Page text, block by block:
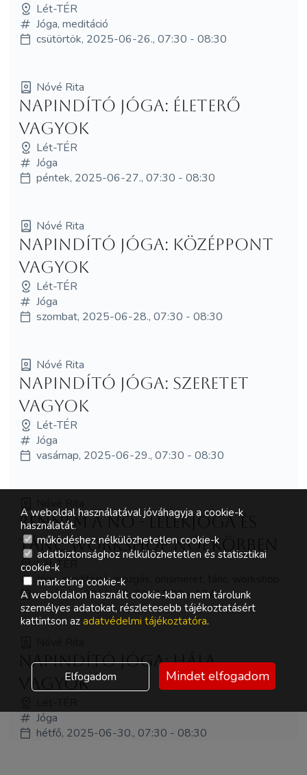
Lét-TÉR
Jóga, meditáció
csütörtök, 2025-06-26., 07:30 - 08:30
Nóvé Rita
Napindító jóga: életerő
vagyok
Lét-TÉR
Jóga
péntek, 2025-06-27., 07:30 - 08:30
Nóvé Rita
Napindító jóga: középpont
vagyok
Lét-TÉR
Jóga
szombat, 2025-06-28., 07:30 - 08:30
Nóvé Rita
Napindító jóga: szeretet
vagyok
Lét-TÉR
Jóga
vasárnap, 2025-06-29., 07:30 - 08:30
Bennem a Nő - lélekjóga és
tánc workshop női körben
Lét-TÉR
Jóga, meditáció, mozgás, önismeret, tánc, workshop
vasárnap, 2025-06-29., 15:00 - 17:00
Napindító jóga: hála
vagyok
Jóga
hétfő, 2025-06-30., 07:30 - 08:30
A weboldal használatával jóváhagyja a cookie-k
használatát.
működéshez nélkülözhetetlen cookie-k
adatbiztonsághoz nélkülözhetetlen és statisztikai
cookie-k
marketing cookie-k
A weboldalon használt cookie-kban nem tárolunk
személyes adatokat, részletesebb tájékoztatásért
kattintson az adatvédelmi tájékoztatóra.
Elfogadom Mindet elfogadom